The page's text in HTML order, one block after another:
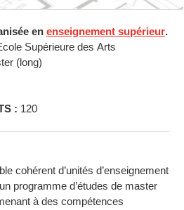
en enseignement supérieur.
Supérieure des Arts
(long)
: 120
cohérent d’unités d’enseignement
programme d’études de master
à des compétences